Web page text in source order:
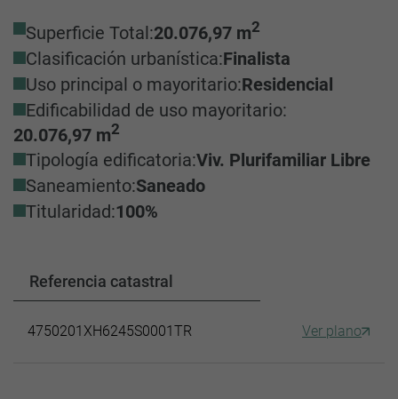
Superficie Total:20.076,97 m2
Clasificación urbanística:Finalista
Uso principal o mayoritario:Residencial
Edificabilidad de uso mayoritario:
20.076,97 m2
Tipología edificatoria:Viv. Plurifamiliar Libre
Saneamiento:Saneado
Titularidad:100%
Referencia catastral
4750201XH6245S0001TR Ver plano